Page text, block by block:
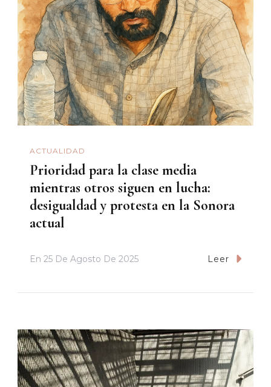
ACTUALIDAD
Prioridad para la clase media
mientras otros siguen en lucha:
desigualdad y protesta en la Sonora
actual
En 25 De Agosto De 2025 Leer